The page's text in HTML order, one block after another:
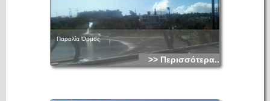
Παραλία Όρμος
>> Περισσότερα...